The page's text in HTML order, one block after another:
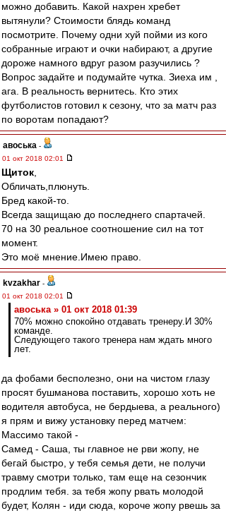
можно добавить. Какой нахрен хребет
вытянули? Стоимости блядь команд
посмотрите. Почему одни хуй пойми из кого
собранные играют и очки набирают, а другие
дороже намного вдруг разом разучились ?
Вопрос задайте и подумайте чутка. Зиеха им ,
ага. В реальность вернитесь. Кто этих
футболистов готовил к сезону, что за матч раз
по воротам попадают?
авоська -
01 окт 2018 02:01
Щиток
Обличать,плюнуть.
Бред какой-то.
Всегда защищаю до последнего спартачей.
70 на 30 реальное соотношение сил на тот
момент.
Это моё мнение.Имею право.
kvzakhar -
01 окт 2018 02:01
авоська » 01 окт 2018 01:39
70% можно спокойно отдавать тренеру.И 30%
команде.
Следующего такого тренера нам ждать много
лет.
да фобами бесполезно, они на чистом глазу
просят бушманова поставить, хорошо хоть не
водителя автобуса, не бердыева, а реального)
я прям и вижу установку перед матчем:
Массимо такой -
Самед - Саша, ты главное не рви жопу, не
бегай быстро, у тебя семья дети, не получи
травму смотри только, там еще на сезончик
продлим тебя. за тебя жопу рвать молодой
будет, Колян - иди сюда, короче жопу рвешь за